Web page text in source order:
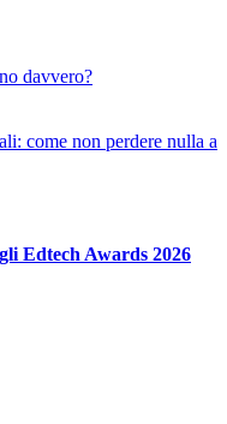
davvero?
come non perdere nulla a
Edtech Awards 2026